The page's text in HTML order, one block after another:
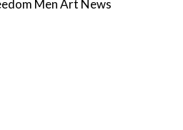
Men Art News